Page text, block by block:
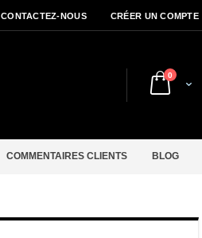
CONTACTEZ-NOUS CRÉER UN COMPTE
Cart
0articles
COMMENTAIRES CLIENTS BLOG